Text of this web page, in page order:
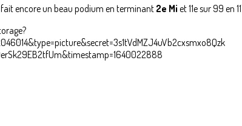
fait encore un beau podium en terminant 2e Mi et 11e sur 99 en